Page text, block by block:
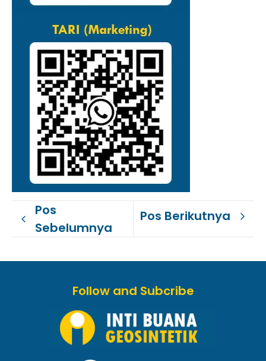
Pos
Sebelumnya
Pos Berikutnya
Follow and Subcribe